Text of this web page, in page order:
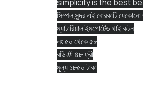
simplicity is the best beauty.
সিম্পল সুন্দর এই বোরকাটি
ম্যাটারিয়াল ইমপোর্টেড থাই কটন
লং ৫০ থেকে ৫৮
বডি# ৪৮ ফ্রী
মূল্য ১৮৫০ টাকা